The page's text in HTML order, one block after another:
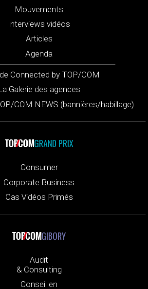
Mouvements
Interviews vidéos
Articles
Agenda
Connected by TOP/COM
Galerie des agences
COM NEWS (bannières/habillage)
GRAND PRIX
Consumer
Corporate Business
Cas Vidéos Primés
GIBORY
Audit
& Consulting
Conseil en